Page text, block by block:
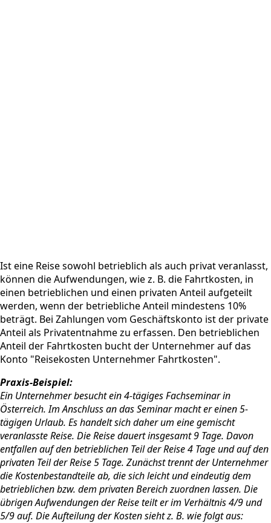
Ist eine Reise sowohl betrieblich als auch privat veranlasst,
können die Aufwendungen, wie z. B. die Fahrtkosten, in
einen betrieblichen und einen privaten Anteil aufgeteilt
werden, wenn der betriebliche Anteil mindestens 10%
beträgt. Bei Zahlungen vom Geschäftskonto ist der private
Anteil als Privatentnahme zu erfassen. Den betrieblichen
Anteil der Fahrtkosten bucht der Unternehmer auf das
Konto "Reisekosten Unternehmer Fahrtkosten".
Praxis-Beispiel:
Ein Unternehmer besucht ein 4-tägiges Fachseminar in
Österreich. Im Anschluss an das Seminar macht er einen 5-
tägigen Urlaub. Es handelt sich daher um eine gemischt
veranlasste Reise. Die Reise dauert insgesamt 9 Tage. Davon
entfallen auf den betrieblichen Teil der Reise 4 Tage und auf den
privaten Teil der Reise 5 Tage. Zunächst trennt der Unternehmer
die Kostenbestandteile ab, die sich leicht und eindeutig dem
betrieblichen bzw. dem privaten Bereich zuordnen lassen. Die
übrigen Aufwendungen der Reise teilt er im Verhältnis 4/9 und
5/9 auf. Die Aufteilung der Kosten sieht z. B. wie folgt aus: